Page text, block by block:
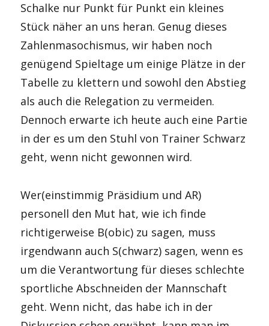
Schalke nur Punkt für Punkt ein kleines
Stück näher an uns heran. Genug dieses
Zahlenmasochismus, wir haben noch
genügend Spieltage um einige Plätze in der
Tabelle zu klettern und sowohl den Abstieg
als auch die Relegation zu vermeiden.
Dennoch erwarte ich heute auch eine Partie
in der es um den Stuhl von Trainer Schwarz
geht, wenn nicht gewonnen wird.
Wer(einstimmig Präsidium und AR)
personell den Mut hat, wie ich finde
richtigerweise B(obic) zu sagen, muss
irgendwann auch S(chwarz) sagen, wenn es
um die Verantwortung für dieses schlechte
sportliche Abschneiden der Mannschaft
geht. Wenn nicht, das habe ich in der